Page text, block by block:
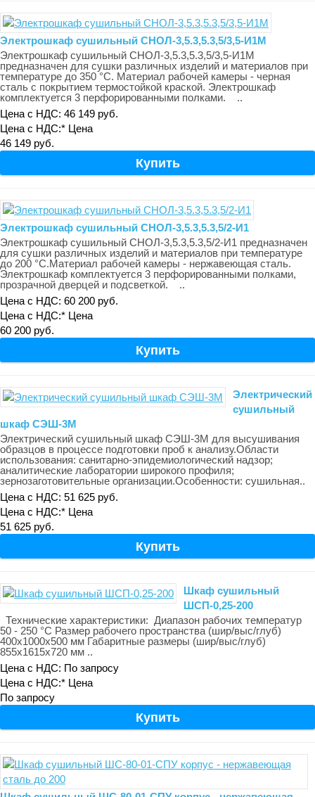
Электрошкаф сушильный СНОЛ-3,5.3,5.3,5/3,5-И1М
Электрошкаф сушильный СНОЛ-3,5.3,5.3,5/3,5-И1М
предназначен для сушки различных изделий и материалов при
температуре до 350 °С. Материал рабочей камеры - черная
сталь с покрытием термостойкой краской. Электрошкаф
комплектуется 3 перфорированными полками. ..
Цена с НДС: 46 149 руб.
Цена с НДС:* Цена
46 149 руб.
Электрошкаф сушильный СНОЛ-3,5.3,5.3,5/2-И1
Электрошкаф сушильный СНОЛ-3,5.3,5.3,5/2-И1 предназначен
для сушки различных изделий и материалов при температуре
до 200 °С.Материал рабочей камеры - нержавеющая сталь.
Электрошкаф комплектуется 3 перфорированными полками,
прозрачной дверцей и подсветкой. ..
Цена с НДС: 60 200 руб.
Цена с НДС:* Цена
60 200 руб.
Электрический
сушильный
шкаф СЭШ-3М
Электрический сушильный шкаф СЭШ-3М для высушивания
образцов в процессе подготовки проб к анализу.Области
использования: санитарно-эпидемиологический надзор;
аналитические лаборатории широкого профиля;
зернозаготовительные организации.Особенности: сушильная..
Цена с НДС: 51 625 руб.
Цена с НДС:* Цена
51 625 руб.
Шкаф сушильный
ШСП-0,25-200
Технические характеристики: Диапазон рабочих температур
50 - 250 °С Размер рабочего пространства (шир/выс/глуб)
400x1000x500 мм Габаритные размеры (шир/выс/глуб)
855x1615x720 мм ..
Цена с НДС: По запросу
Цена с НДС:* Цена
По запросу